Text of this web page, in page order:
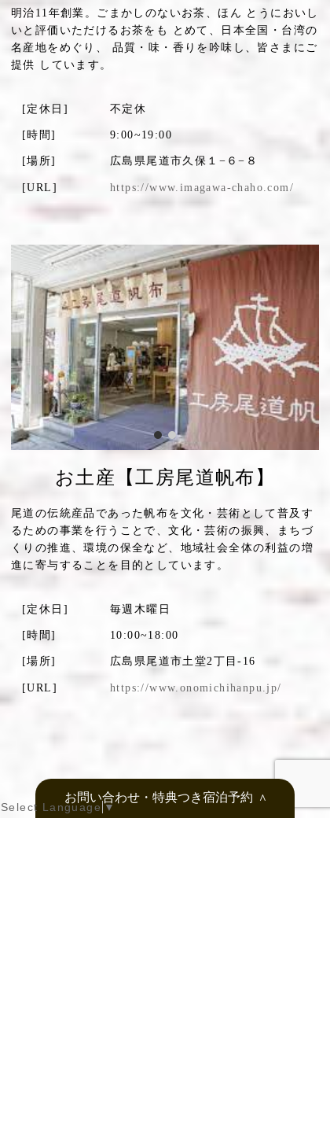
明治11年創業。ごまかしのないお茶、ほん とうにおいし
いと評価いただけるお茶をも とめて、日本全国・台湾の
名産地をめぐり、 品質・味・香りを吟味し、皆さまにご
提供 しています。
[定休日] 不定休
[時間] 9:00~19:00
[場所] 広島県尾道市久保１−６−８
[URL] https://www.imagawa-chaho.com/
お土産【工房尾道帆布】
尾道の伝統産品であった帆布を文化・芸術として普及す
るための事業を行うことで、文化・芸術の振興、まちづ
くりの推進、環境の保全など、地域社会全体の利益の増
進に寄与することを目的としています。
[定休日] 毎週木曜日
[時間] 10:00~18:00
[場所] 広島県尾道市土堂2丁目-16
[URL] https://www.onomichihanpu.jp/
お問い合わせ・特典つき宿泊予約 ＞
Select Language ▼